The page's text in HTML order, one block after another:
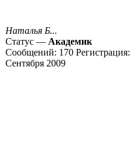
Наталья Б...
Статус — Академик
Сообщений: 170 Регистрация:
Сентября 2009